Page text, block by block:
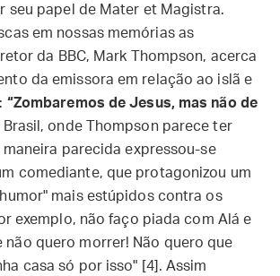
seu papel de Mater et Magistra.
em nossas memórias as
da BBC, Mark Thompson, acerca
da emissora em relação ao islã e
“Zombaremos de Jesus, mas não de
onde Thompson parece ter
parecida expressou-se
comediante, que protagonizou um
mais estúpidos contra os
exemplo, não faço piada com Alá e
não quero morrer! Não quero que
casa só por isso" [4]. Assim